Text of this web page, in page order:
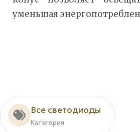
уменьшая
Все светодиоды
Категория